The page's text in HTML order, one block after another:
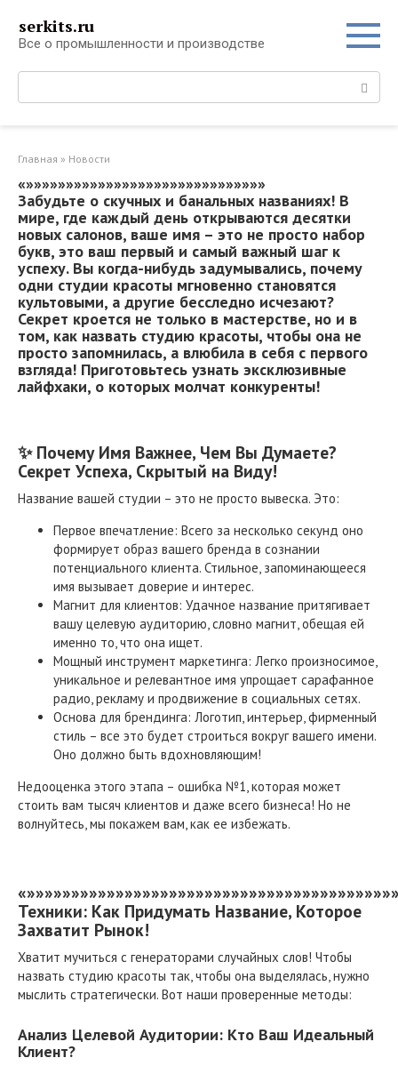
контенту
serkits.ru
Все о промышленности и производстве
Поиск:
Главная » Новости
«»»»»»»»»»»»»»»»»»»»»»»»»»»»»»»
Забудьте о скучных и банальных названиях! В
мире, где каждый день открываются десятки
новых салонов, ваше имя – это не просто набор
букв, это ваш первый и самый важный шаг к
успеху. Вы когда-нибудь задумывались, почему
одни студии красоты мгновенно становятся
культовыми, а другие бесследно исчезают?
Секрет кроется не только в мастерстве, но и в
том, как назвать студию красоты, чтобы она не
просто запомнилась, а влюбила в себя с первого
взгляда! Приготовьтесь узнать эксклюзивные
лайфхаки, о которых молчат конкуренты!
✨ Почему Имя Важнее, Чем Вы Думаете?
Секрет Успеха, Скрытый на Виду!
Название вашей студии – это не просто вывеска. Это:
Первое впечатление: Всего за несколько секунд оно
формирует образ вашего бренда в сознании
потенциального клиента. Стильное, запоминающееся
имя вызывает доверие и интерес.
Магнит для клиентов: Удачное название притягивает
вашу целевую аудиторию, словно магнит, обещая ей
именно то, что она ищет.
Мощный инструмент маркетинга: Легко произносимое,
уникальное и релевантное имя упрощает сарафанное
радио, рекламу и продвижение в социальных сетях.
Основа для брендинга: Логотип, интерьер, фирменный
стиль – все это будет строиться вокруг вашего имени.
Оно должно быть вдохновляющим!
Недооценка этого этапа – ошибка №1, которая может
стоить вам тысяч клиентов и даже всего бизнеса! Но не
волнуйтесь, мы покажем вам, как ее избежать.
Техники: Как Придумать Название, Которое
Захватит Рынок!
Хватит мучиться с генераторами случайных слов! Чтобы
назвать студию красоты так, чтобы она выделялась, нужно
мыслить стратегически. Вот наши проверенные методы:
Анализ Целевой Аудитории: Кто Ваш Идеальный
Клиент?